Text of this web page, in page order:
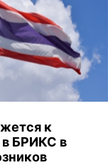
к
БРИКС в